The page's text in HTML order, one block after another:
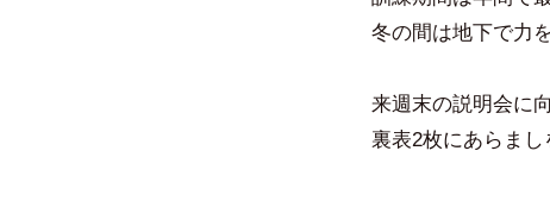
冬の間は地下で力
来週末の説明会に
裏表2枚にあらま